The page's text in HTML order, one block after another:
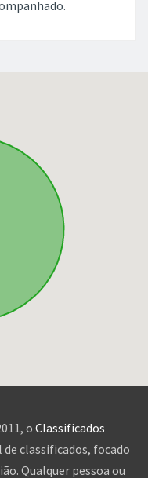
lugar público que
e avise outras